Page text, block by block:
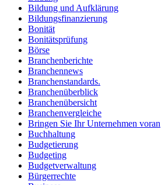
Bildung und Aufklärung
Bildungsfinanzierung
Bonität
Bonitätsprüfung
Börse
Branchenberichte
Branchennews
Branchenstandards.
Branchenüberblick
Branchenübersicht
Branchenvergleiche
Bringen Sie Ihr Unternehmen voran
Buchhaltung
Budgetierung
Budgeting
Budgetverwaltung
Bürgerrechte